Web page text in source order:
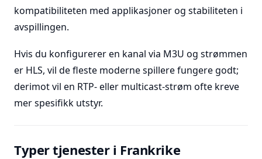
kompatibiliteten med applikasjoner og stabiliteten i
avspillingen.
Hvis du konfigurerer en kanal via M3U og strømmen
er HLS, vil de fleste moderne spillere fungere godt;
derimot vil en RTP- eller multicast-strøm ofte kreve
mer spesifikk utstyr.
Typer tjenester i Frankrike